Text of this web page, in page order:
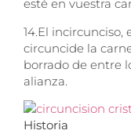
esté en vuestra
14. El incircunciso,
circuncide la
borrado de entre
alianza.
Historia